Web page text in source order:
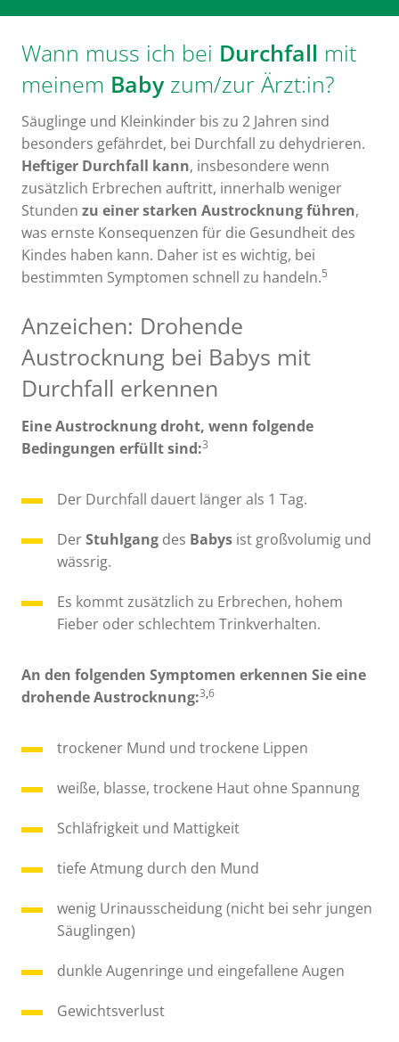
Wann muss ich bei Durchfall mit
meinem Babyzum/zur Ärzt:in?
Säuglinge und Kleinkinder bis zu 2 Jahren sind
besonders gefährdet, bei Durchfall zu dehydrieren.
Heftiger Durchfall kann, insbesondere wenn
zusätzlich Erbrechen auftritt, innerhalb weniger
Stunden zu einer starken Austrocknung führen,
was ernste Konsequenzen für die Gesundheit des
Kindes haben kann. Daher ist es wichtig, bei
bestimmten Symptomen schnell zu handeln.5
Anzeichen: Drohende
Austrocknung bei Babys mit
Durchfall erkennen
Eine Austrocknung droht, wenn folgende
Bedingungen erfüllt sind:3
Der Durchfall dauert länger als 1 Tag.
DerStuhlgang des Babys ist großvolumig und
wässrig.
Es kommt zusätzlich zu Erbrechen, hohem
Fieber oder schlechtem Trinkverhalten.
An den folgenden Symptomen erkennen Sie eine
drohende Austrocknung:3,6
trockener Mund und trockene Lippen
weiße, blasse, trockene Haut ohne Spannung
Schläfrigkeit und Mattigkeit
tiefe Atmung durch den Mund
wenig Urinausscheidung (nicht bei sehr jungen
Säuglingen)
dunkle Augenringe und eingefallene Augen
Gewichtsverlust